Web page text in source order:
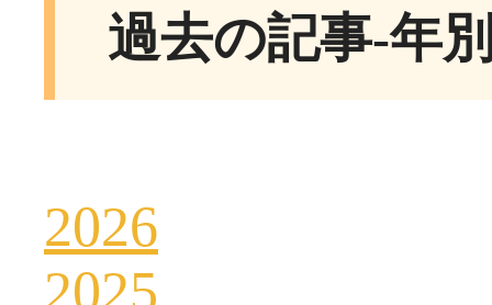
過去の記事-年
2026
2025